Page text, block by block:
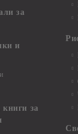
за
и
книги за